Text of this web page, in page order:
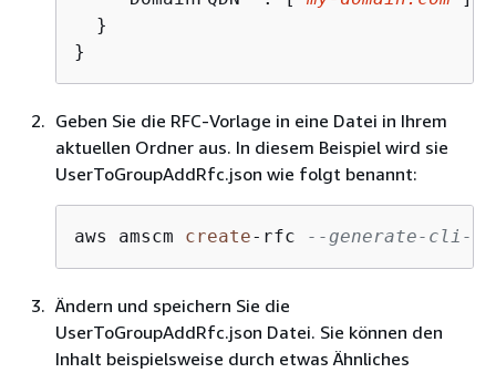
  }
}
Geben Sie die RFC-Vorlage in eine Datei in Ihrem
aktuellen Ordner aus. In diesem Beispiel wird sie
UserToGroupAddRfc.json wie folgt benannt:
aws amscm create- rfc --generate-cli-
Ändern und speichern Sie die
UserToGroupAddRfc.json Datei. Sie können den
Inhalt beispielsweise durch etwas Ähnliches